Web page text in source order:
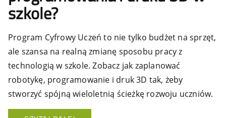
szkole?
Program Cyfrowy Uczeń to nie tylko budżet na sprzęt,
ale szansa na realną zmianę sposobu pracy z
technologią w szkole. Zobacz jak zaplanować
robotykę, programowanie i druk 3D tak, żeby
stworzyć spójną wieloletnią ścieżkę rozwoju uczniów.